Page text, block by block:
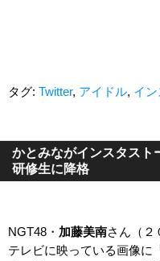
タグ: Twitter, アイドル, イ
かとみながインスタスト
研修生に降格
NGT48・ 加藤美南さん（２
テレビに映っている画像に